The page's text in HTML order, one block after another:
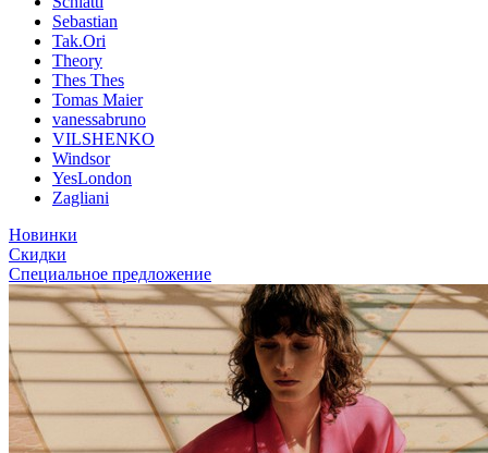
Sebastian
Tak.Ori
Theory
Thes Thes
Tomas Maier
vanessabruno
VILSHENKO
Windsor
YesLondon
Zagliani
Новинки
Скидки
Специальное предложение